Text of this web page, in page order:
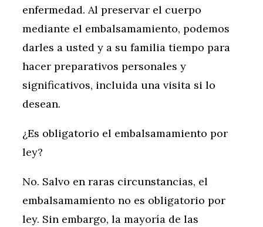
enfermedad. Al preservar el cuerpo
mediante el embalsamamiento, podemos
darles a usted y a su familia tiempo para
hacer preparativos personales y
significativos, incluida una visita si lo
desean.
¿Es obligatorio el embalsamamiento por
ley?
No. Salvo en raras circunstancias, el
embalsamamiento no es obligatorio por
ley. Sin embargo, la mayoría de las